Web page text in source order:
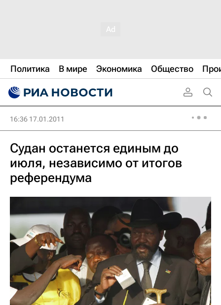
Политика В мире Экономика Общество
16:36 17.01.2011
Судан останется единым до
июля, независимо от итогов
референдума